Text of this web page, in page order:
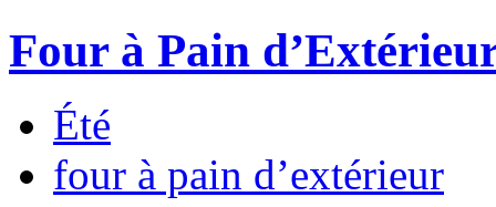
Four à Pain
Été
four à pain d’extérieur